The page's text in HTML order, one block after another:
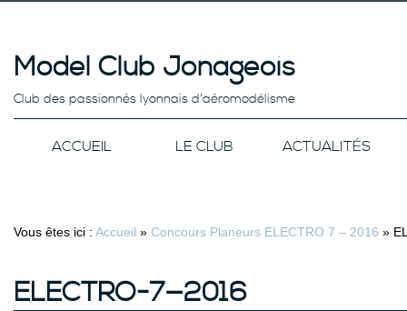
Model Club Jonageois
Club des passionnés lyonnais d’aéromodélisme
ACCUEIL LE CLUB ACTUALITÉS
Vous êtes ici : Accueil » Concours Planeurs ELECTRO 7 – 2016 »
ELECTRO-7—2016